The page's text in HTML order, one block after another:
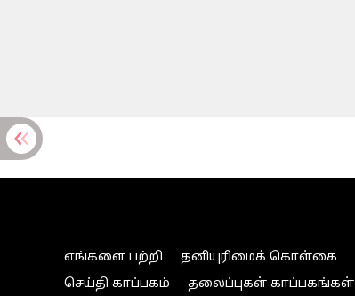
எங்களை பற்றி தனியுரிமைக் கொள்கை
செய்தி காப்பகம்
தலைப்புகள் காப்பகங்கள்